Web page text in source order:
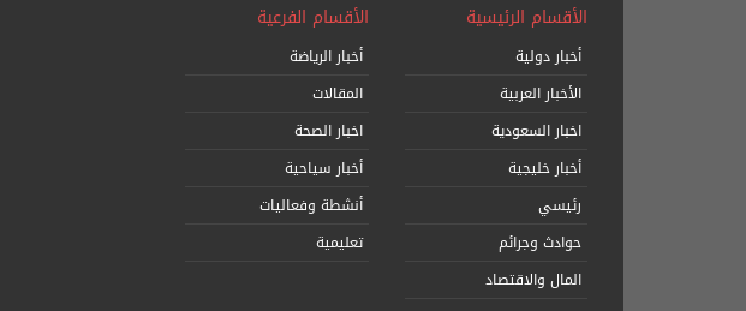
الأقسام الرئيسية
أخبار دولية
الأخبار العربية
اخبار السعودية
أخبار خليجية
رئيسي
حوادث وجرائم
المال والاقتصاد
الأقسام الفرعية
أخبار الرياضة
المقالات
اخبار الصحة
أخبار سياحية
أنشطة وفعاليات
تعليمية